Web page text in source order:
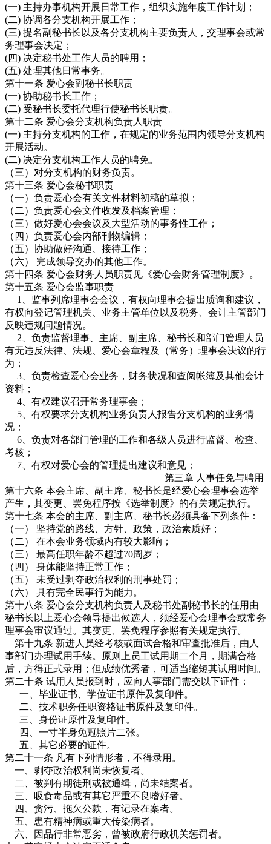
(一) 主持办事机构开展日常工作，组织实施年度工作计划；
(二) 协调各分支机构开展工作；
(三) 提名副秘书长以及各分支机构主要负责人，交理事会或常
务理事会决定；
(四) 决定秘书处工作人员的聘用；
(五) 处理其他日常事务。
第十一条 爱心会副秘书长职责
(一) 协助秘书长工作；
(二) 受秘书长委托代理行使秘书长职责。
第十二条 爱心会分支机构负责人职责
(一) 主持分支机构的工作，在规定的业务范围内领导分支机构
开展活动。
(二) 决定分支机构工作人员的聘免。
（三）对分支机构的财务负责。
第十三条 爱心会秘书职责
（一）负责爱心会有关文件材料初稿的草拟；
（二）负责爱心会文件收发及档案管理；
（三）做好爱心会会议及大型活动的事务性工作；
（四）负责爱心会内部刊物编辑；
（五）协助做好沟通、接待工作；
（六） 完成领导交办的其他工作。
第十四条 爱心会财务人员职责见《爱心会财务管理制度》。
第十五条 爱心会监事职责
1、监事列席理事会会议，有权向理事会提出质询和建议，
有权向登记管理机关、业务主管单位以及税务、会计主管部门
反映违规问题情况。
2、负责监督理事、主席、副主席、秘书长和部门管理人员
有无违反法律、法规、爱心会章程及（常务）理事会决议的行
为；
3、负责检查爱心会业务，财务状况和查阅帐簿及其他会计
资料；
4、有权建议召开常务理事会；
5、有权要求分支机构业务负责人报告分支机构的业务情
况；
6、负责对各部门管理的工作和各级人员进行监督、检查、
考核；
7、有权对爱心会的管理提出建议和意见；
第三章 人事任免与聘用
第十六条 本会主席、副主席、秘书长是经爱心会理事会选举
产生，其变更、罢免程序按《选举制度》的有关规定执行。
第十七条 本会的主席、副主席、秘书长必须具备下列条件：
（一） 坚持党的路线、方针、政策，政治素质好；
（二） 在本会业务领域内有较大影响；
（三） 最高任职年龄不超过70周岁；
（四） 身体能坚持正常工作；
（五） 未受过剥夺政治权利的刑事处罚；
（六） 具有完全民事行为能力。
第十八条 爱心会分支机构负责人及秘书处副秘书长的任用由
秘书长以上爱心会领导提出候选人，须经爱心会理事会或常务
理事会审议通过。其变更、罢免程序参照有关规定执行。
第十九条 新进人员经考核或面试合格和审查批准后，由人
事部门办理试用手续。原则上员工试用期二个月，期满合格
后，方得正式录用；但成绩优秀者，可适当缩短其试用时间。
第二十条 试用人员报到时，应向人事部门需交以下证件：
一、毕业证书、学位证书原件及复印件。
二、技术职务任职资格证书原件及复印件。
三、身份证原件及复印件。
四、一寸半身免冠照片二张。
五、其它必要的证件。
第二十一条 凡有下列情形者，不得录用。
一、剥夺政治权利尚未恢复者。
二、被判有期徒刑或被通缉，尚未结案者。
三、吸食毒品或有其它严重不良嗜好者。
四、贪污、拖欠公款，有记录在案者。
五、患有精神病或重大传染病者。
六、因品行非常恶劣，曾被政府行政机关惩罚者。